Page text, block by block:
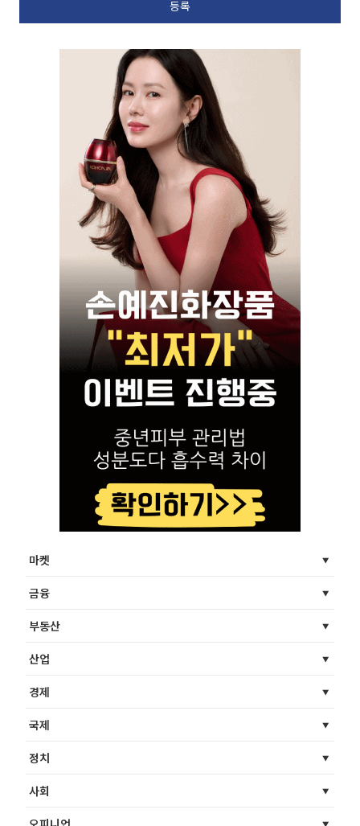
마켓
금융
부동산
산업
경제
국제
정치
사회